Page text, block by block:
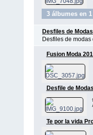
3 álbumes en
Desfiles de Modas
Desfiles de
Fusion Moda
Desfile de
Te por la vida